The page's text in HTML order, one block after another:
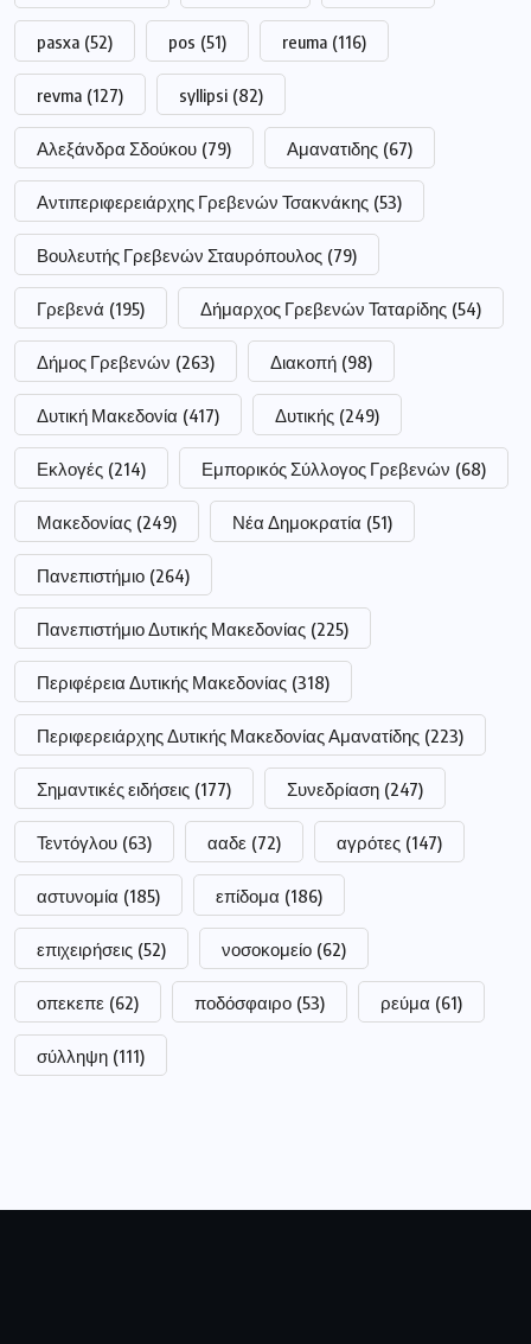
pasxa (52) pos (51) reuma (116)
revma (127) syllipsi (82)
Αλεξάνδρα Σδούκου (79) Αμανατιδης (67)
Αντιπεριφερειάρχης Γρεβενών Τσακνάκης (53)
Βουλευτής Γρεβενών Σταυρόπουλος (79)
Γρεβενά (195) Δήμαρχος Γρεβενών Ταταρίδης (54)
Δήμος Γρεβενών (263) Διακοπή (98)
Δυτική Μακεδονία (417) Δυτικής (249)
Εκλογές (214) Εμπορικός Σύλλογος Γρεβενών (68)
Μακεδονίας (249) Νέα Δημοκρατία (51)
Πανεπιστήμιο (264)
Πανεπιστήμιο Δυτικής Μακεδονίας (225)
Περιφέρεια Δυτικής Μακεδονίας (318)
Περιφερειάρχης Δυτικής Μακεδονίας Αμανατίδης (223)
Σημαντικές ειδήσεις (177) Συνεδρίαση (247)
Τεντόγλου (63) ααδε (72) αγρότες (147)
αστυνομία (185) επίδομα (186)
επιχειρήσεις (52) νοσοκομείο (62)
οπεκεπε (62) ποδόσφαιρο (53) ρεύμα (61)
σύλληψη (111)